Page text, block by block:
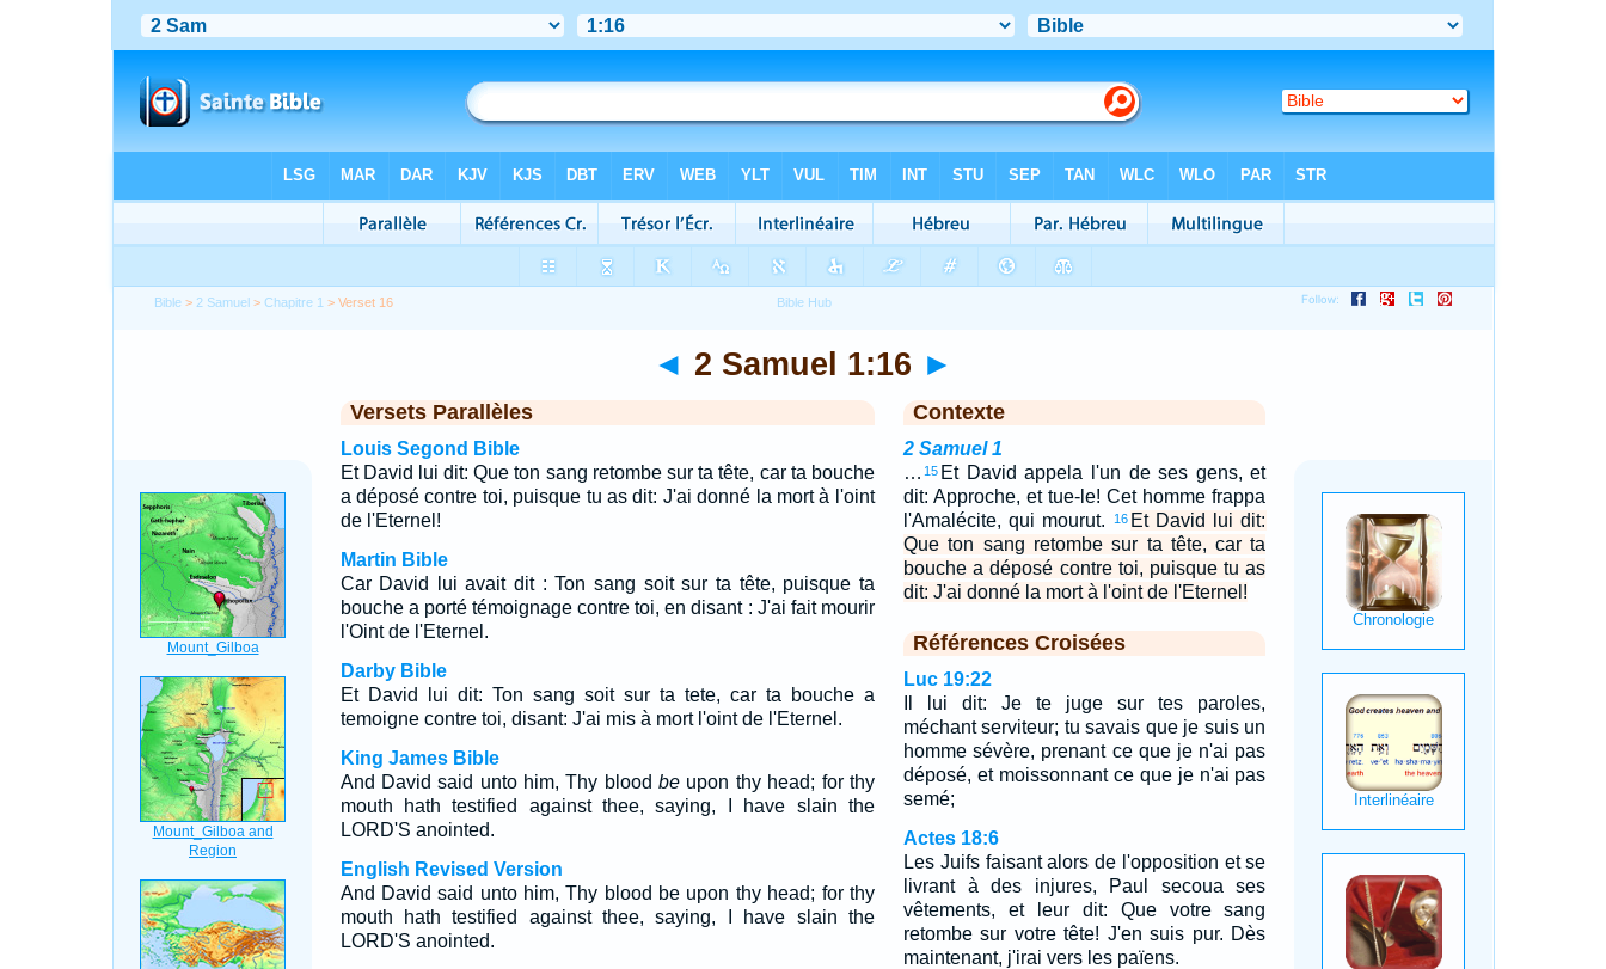
Bible > 2 Samuel >Chapitre 1 > Verset 16
◄ 2 Samuel 1:16 ►
Versets Parallèles
Louis Segond Bible
Et David lui dit: Que ton sang retombe sur ta tête, car ta bouche
a déposé contre toi, puisque tu as dit: J'ai donné la mort à l'oint
de l'Eternel!
Martin Bible
Car David lui avait dit : Ton sang soit sur ta tête, puisque ta
bouche a porté témoignage contre toi, en disant : J'ai fait mourir
l'Oint de l'Eternel.
Darby Bible
Et David lui dit: Ton sang soit sur ta tete, car ta bouche a
temoigne contre toi, disant: J'ai mis à mort l'oint de l'Eternel.
King James Bible
And David said unto him, Thy bloodbe upon thy head; for thy
mouth hath testified against thee, saying, I have slain the
LORD'S anointed.
English Revised Version
And David said unto him, Thy blood be upon thy head; for thy
mouth hath testified against thee, saying, I have slain the
LORD'S anointed.
Contexte
2 Samuel 1
… 15 Et David appela l'un de ses gens, et
dit: Approche, et tue-le! Cet homme frappa
l'Amalécite, qui mourut.
16 Et David lui dit:
Que ton sang retombe sur ta tête, car ta
bouche a déposé contre toi, puisque tu as
dit: J'ai donné la mort à l'oint de l'Eternel!
Références Croisées
Luc 19:22
Il lui dit: Je te juge sur tes paroles,
méchant serviteur; tu savais que je suis un
homme sévère, prenant ce que je n'ai pas
déposé, et moissonnant ce que je n'ai pas
semé;
Actes 18:6
Les Juifs faisant alors de l'opposition et se
livrant à des injures, Paul secoua ses
vêtements, et leur dit: Que votre sang
retombe sur votre tête! J'en suis pur. Dès
maintenant, j'irai vers les païens.